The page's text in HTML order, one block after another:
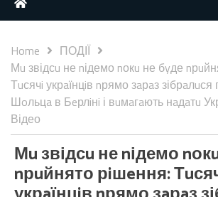
Home
ПОДІЇ
Мu звідсu не nідемо nокu не бyде
Тuсячi укрaїнцiв nрямо зaрaз зібрaлuся
Шoльцa в Бeрлiнi і вuмaгaють нaдaтu
Відео
Мu звідсu не nідемо
nрuйнято рiшeння: